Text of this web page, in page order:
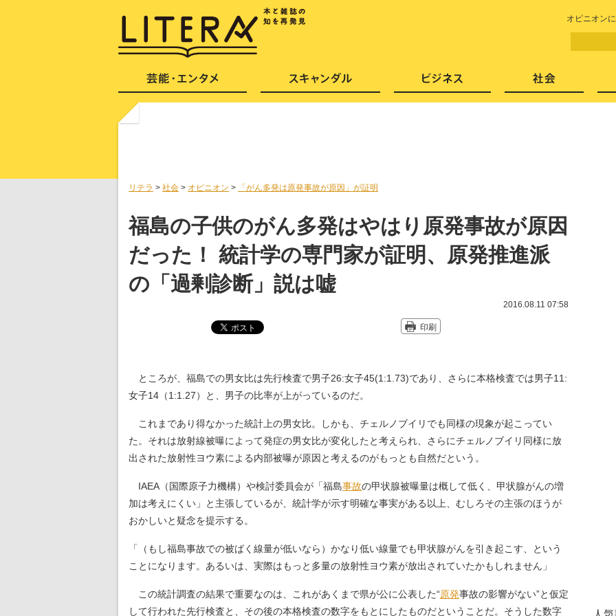
オピニオン
リテラ > 社会 > オピニオン > 「がん多発は原発事故が原因」が証明
福島の子供のがん多発はやはり原発事故が原因
だった！ 統計学の専門家が証明、原発推進派
の「過剰診断」説は嘘
2016.08.11 07:58
印刷
ところが、福島での男女比は先行検査で男子26:女子45(1:1.73)であり、さらに本格検査では男子11:
女子14（1:1.27）と、男子の比率が上がっているのだ。
これまであり得なかった統計上の男女比。しかも、チェルノブイリでも同様の現象が起こってい
た。それは放射線被曝によって発症の男女比が変化したと考えられ、さらにチェルノブイリ同様に放
出された放射性ヨウ素による内部被曝が原因と考えるのがもっとも自然だという。
IAEA（国際原子力機構）や検討委員会が「福島事故の甲状腺被曝量は概して低く、甲状腺がんの増
加は考えにくい」と主張しているが、統計学が示す明確な事実がある以上、むしろその主張のほうが
おかしいと疑念を提示する。
「（もし福島事故での被ばく線量が低いなら）かなり低い線量でも甲状腺がんを引き起こす、という
ことになります。あるいは、実際はもっと多量の放射性ヨウ素が放出されていたかもしれません」
この統計調査の結果で重要なのは、これがあくまで県が公に公表した“原発事故の影響がない”と仮定
して行われた先行検査と、その後の本格検査の数字をもとにしたものだということだ。そうした数字
芸能・エンタメ スキャンダル